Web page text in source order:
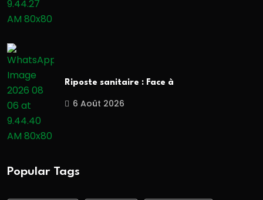
Riposte sanitaire : Face à
6 Août 2026
Popular Tags